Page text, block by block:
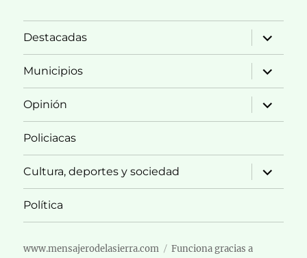
Destacadas
expande
el
menú
inferior
Municipios
expande
el
menú
inferior
Opinión
expande
el
menú
Policiacas
Cultura, deportes y sociedad
expande
el
menú
Política
www.mensajerodelasierra.com
Funciona gracias a